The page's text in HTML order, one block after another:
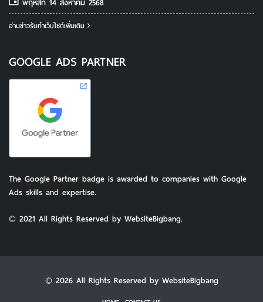
GOOGLE ADS PARTNER
The Google Partner badge is awarded to companies with Google
Ads skills and expertise.
โทรสอบถาม